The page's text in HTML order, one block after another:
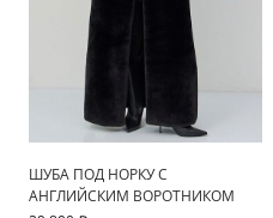
ШУБА ПОД НОРКУ С
АНГЛИЙСКИМ ВОРОТНИКОМ